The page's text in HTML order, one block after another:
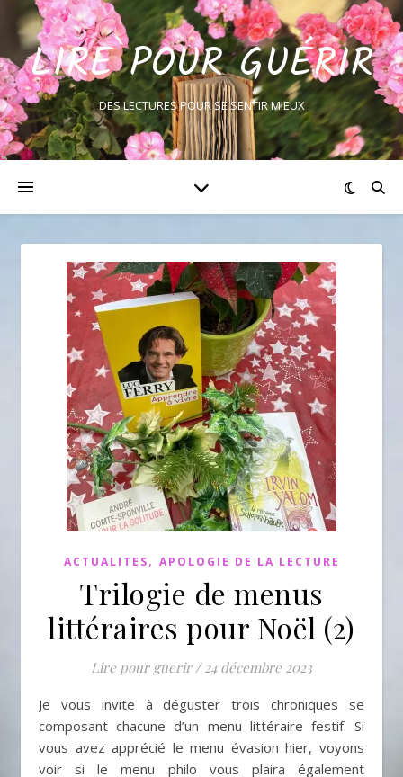
LIRE POUR GUÉRIR
DES LECTURES POUR SE SENTIR MIEUX
ACTUALITES, APOLOGIE DE LA LECTURE
Trilogie de menus
littéraires pour Noël (2)
Lire pour guerir / 24 décembre 2023
Je vous invite à déguster trois chroniques se
composant chacune d’un menu littéraire festif. Si
vous avez apprécié le menu évasion hier, voyons
voir si le menu philo vous plaira également